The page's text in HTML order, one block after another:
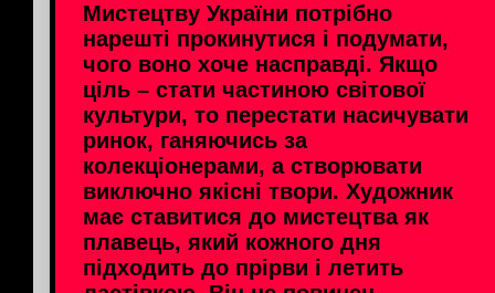
Мистецтву України потрібно
нарешті прокинутися і подумати,
чого воно хоче насправді. Якщо
ціль – стати частиною світової
культури, то перестати насичувати
ринок, ганяючись за
колекціонерами, а створювати
виключно якісні твори. Художник
має ставитися до мистецтва як
плавець, який кожного дня
підходить до прірви і летить